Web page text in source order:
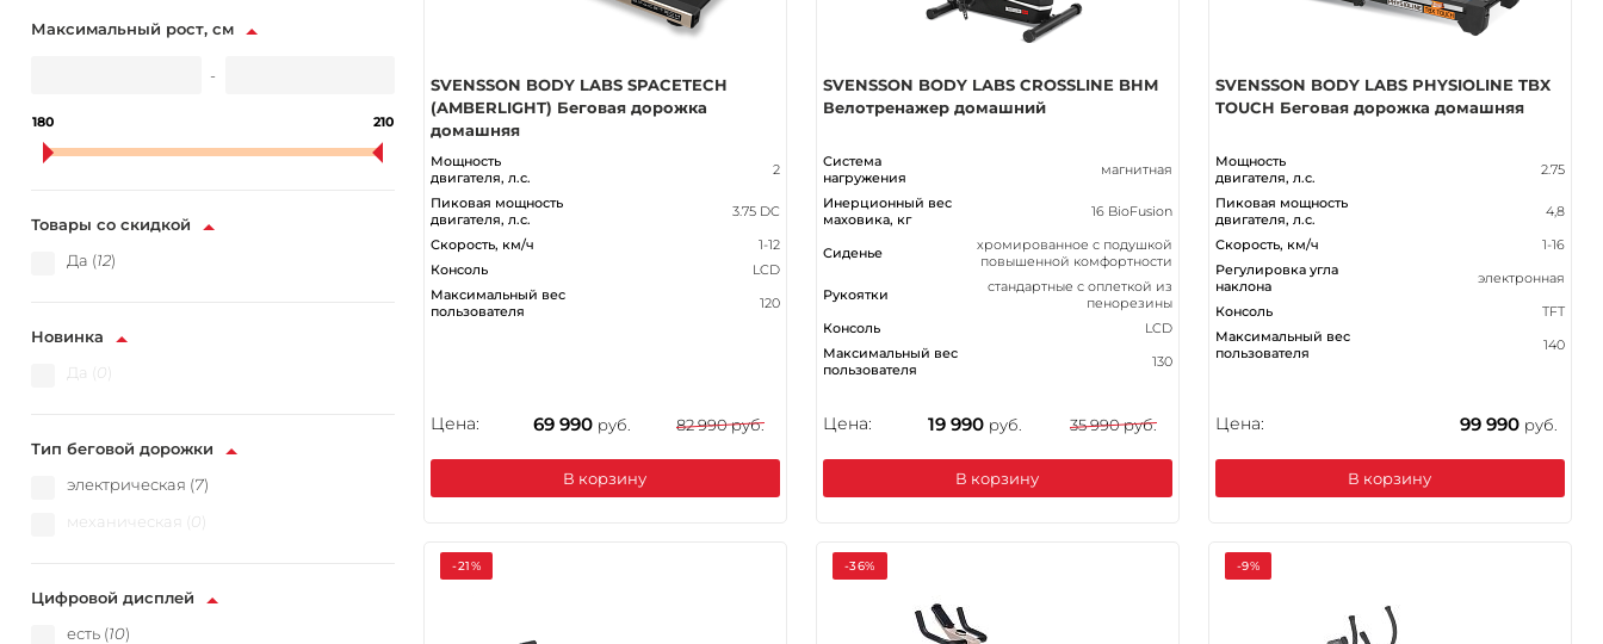
Максимальный рост, см
-
180 210
Товары со скидкой
Да (12)
Новинка
Да ( 0
Тип беговой дорожки
электрическая (7)
механическая ( 0
Цифровой дисплей
есть (10)
SVENSSON BODY LABS SPACETECH
(AMBERLIGHT) Беговая дорожка
домашняя
Мощность
двигателя, л.с.
2
Пиковая мощность
двигателя, л.с.
3.75 DC
Скорость, км/ч
1-12
Консоль
LCD
Максимальный вес
пользователя
120
Цена: 69 990 руб. 82 990 руб.
В корзину
SVENSSON BODY LABS CROSSLINE BHM
Велотренажер домашний
Система
нагружения
магнитная
Инерционный вес
маховика, кг
16 BioFusion
Сиденье
хромированное с подушкой
повышенной комфортности
Рукоятки
стандартные с оплеткой из
пенорезины
Консоль
LCD
Максимальный вес
пользователя
130
Цена: 19 990 руб. 35 990 руб.
В корзину
SVENSSON BODY LABS PHYSIOLINE TBX
TOUCH Беговая дорожка домашняя
Мощность
двигателя, л.с.
2.75
Пиковая мощность
двигателя, л.с.
4,8
Скорость, км/ч
1-16
Регулировка угла
наклона
электронная
Консоль
TFT
Максимальный вес
пользователя
140
Цена: 99 990 руб.
В корзину
-21% -36% -9%